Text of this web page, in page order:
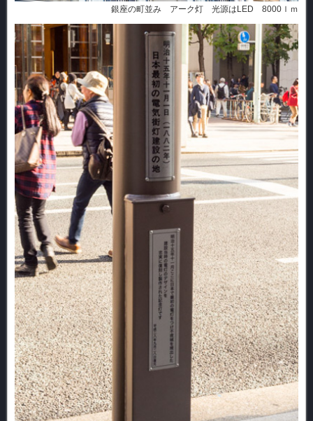
銀座の町並み アーク灯 光源はLED 8000ｌｍ